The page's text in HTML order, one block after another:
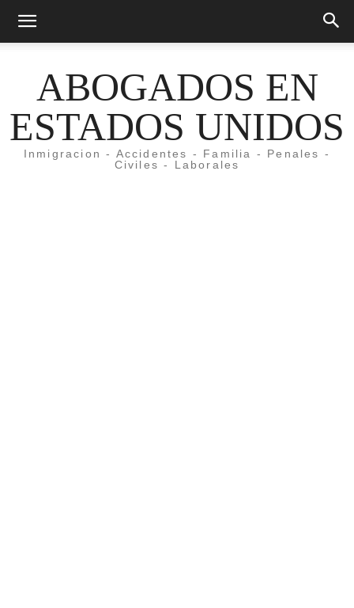
ABOGADOS EN
ESTADOS UNIDOS
Inmigracion - Accidentes - Familia - Penales -
Civiles - Laborales